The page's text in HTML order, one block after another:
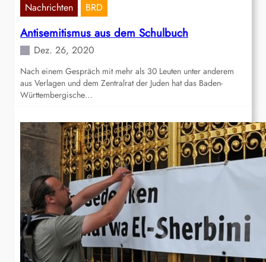
Nachrichten BRD
Antisemitismus aus dem Schulbuch
Dez. 26, 2020
Nach einem Gespräch mit mehr als 30 Leuten unter anderem
aus Verlagen und dem Zentralrat der Juden hat das Baden-
Württembergische…